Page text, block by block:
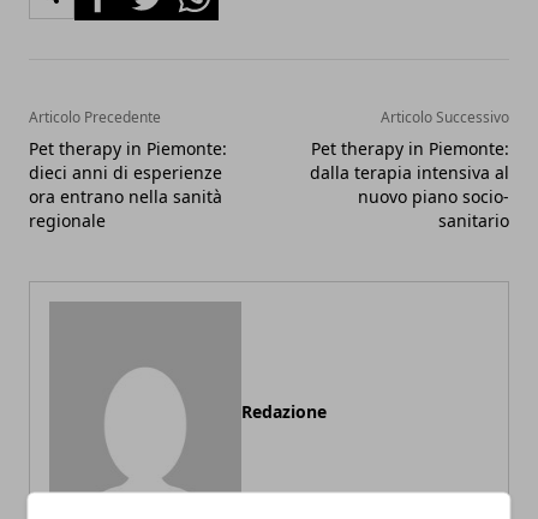
Articolo Precedente
Pet therapy in Piemonte:
dieci anni di esperienze
ora entrano nella sanità
regionale
Articolo Successivo
Pet therapy in Piemonte:
dalla terapia intensiva al
nuovo piano socio-
sanitario
Redazione